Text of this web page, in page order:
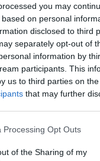
you may
on personal
disclosed to third
separately opt-out of
information by
participants. This
us to third parties on the
that may further
Processing Opt Outs
of the Sharing of my
της βραδιάς
Ηνωμένο
είχαν περάσει
μέλη των «Big
νικήτρια